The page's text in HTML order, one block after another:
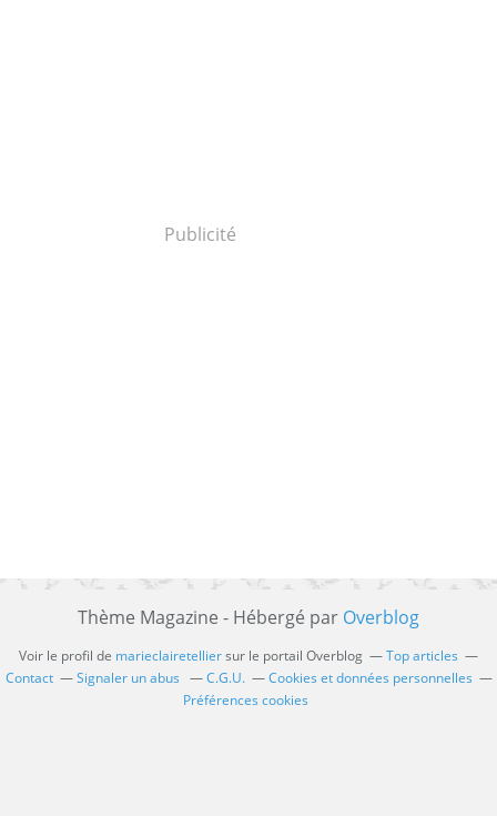
Publicité
Thème Magazine - Hébergé par Overblog
Voir le profil de marieclairetelliersur le portail Overblog
Top articles
Contact
Signaler un abus C.G.U.
Cookies et données personnelles
Préférences cookies